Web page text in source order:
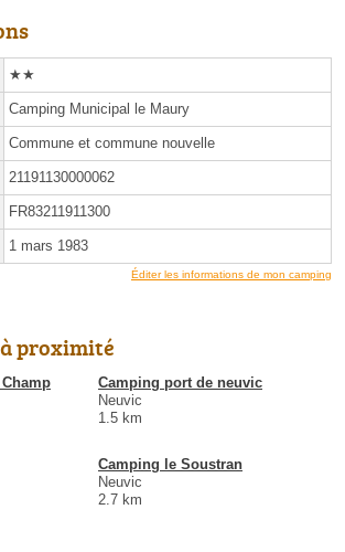
★★
Camping Municipal le Maury
Commune et commune nouvelle
21191130000062
FR83211911300
1 mars 1983
Éditer les informations de mon camping
proximité
Camping port de neuvic
Neuvic
1.5 km
Camping le Soustran
Neuvic
2.7 km